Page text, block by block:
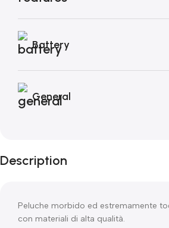
Battery
General
Description
Peluche morbido ed estremamente
con materiali di alta qualità.